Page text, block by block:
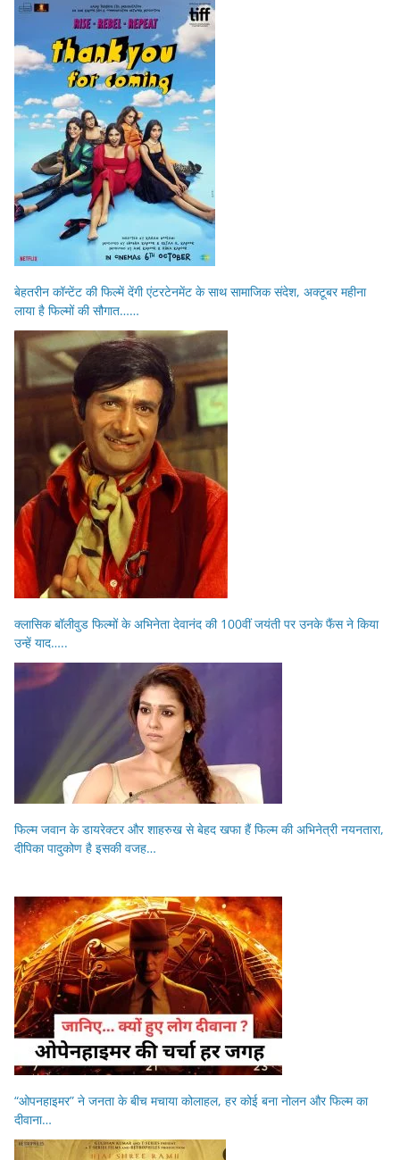
बेहतरीन कॉन्टेंट की फिल्में देंगी एंटरटेनमेंट के साथ सामाजिक संदेश, अक्टूबर महीना
लाया है फिल्मों की सौगात……
क्लासिक बॉलीवुड फिल्मों के अभिनेता देवानंद की 100वीं जयंती पर उनके फैंस ने किया
उन्हें याद…..
फिल्म जवान के डायरेक्टर और शाहरुख से बेहद खफा हैं फिल्म की अभिनेत्री नयनतारा,
दीपिका पादुकोण है इसकी वजह…
“ओपनहाइमर” ने जनता के बीच मचाया कोलाहल, हर कोई बना नोलन और फिल्म का
दीवाना…